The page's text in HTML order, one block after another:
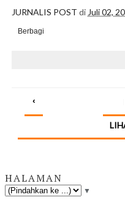
JURNALIS POST di Juli 02,
Berbagi
‹
HALAMAN
▼